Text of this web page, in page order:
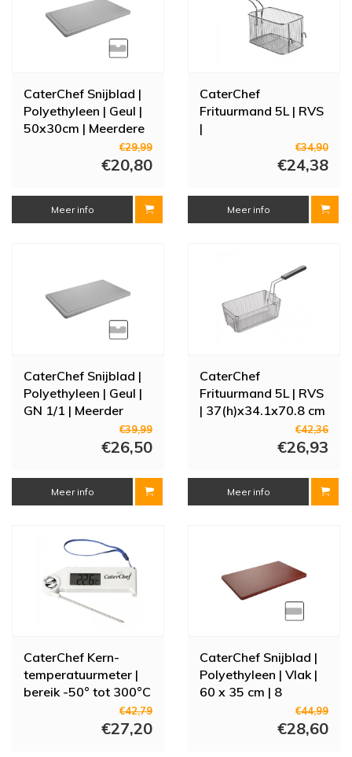
CaterChef Snijblad |
Polyethyleen | Geul |
50x30cm | Meerdere
€29,99
€20,80
Meer info
CaterChef
Frituurmand 5L | RVS
|
12.4(h)x20.8x14.2cm
€34,90
€24,38
Meer info
CaterChef Snijblad |
Polyethyleen | Geul |
GN 1/1 | Meerder
€39,99
€26,50
Meer info
CaterChef
Frituurmand 5L | RVS
| 37(h)x34.1x70.8 cm
€42,36
€26,93
Meer info
CaterChef Kern-
temperatuurmeter |
bereik -50° tot 300°C
€42,79
€27,20
CaterChef Snijblad |
Polyethyleen | Vlak |
60 x 35 cm | 8
€44,99
€28,60